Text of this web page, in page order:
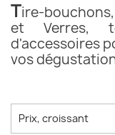
Tire-
et Verres,
d'accessoires
vos
Prix, croissant